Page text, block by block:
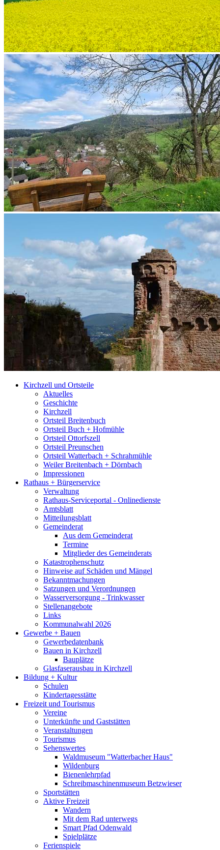
Kirchzell und Ortsteile
Aktuelles
Geschichte
Kirchzell
Ortsteil Breitenbuch
Ortsteil Buch + Hofmühle
Ortsteil Ottorfszell
Ortsteil Preunschen
Ortsteil Watterbach + Schrahmühle
Weiler Breitenbach + Dörnbach
Impressionen
Rathaus + Bürgerservice
Verwaltung
Rathaus-Serviceportal - Onlinedienste
Amtsblatt
Mitteilungsblatt
Gemeinderat
Aus dem Gemeinderat
Termine
Mitglieder des Gemeinderats
Katastrophenschutz
Hinweise auf Schäden und Mängel
Bekanntmachungen
Satzungen und Verordnungen
Wasserversorgung - Trinkwasser
Stellenangebote
Links
Kommunalwahl 2026
Gewerbe + Bauen
Gewerbedatenbank
Bauen in Kirchzell
Bauplätze
Glasfaserausbau in Kirchzell
Bildung + Kultur
Schulen
Kindertagesstätte
Freizeit und Tourismus
Vereine
Unterkünfte und Gaststätten
Veranstaltungen
Tourismus
Sehenswertes
Waldmuseum "Watterbacher Haus"
Wildenburg
Bienenlehrpfad
Schreibmaschinenmuseum Betzwieser
Sportstätten
Aktive Freizeit
Wandern
Mit dem Rad unterwegs
Smart Pfad Odenwald
Spielplätze
Ferienspiele